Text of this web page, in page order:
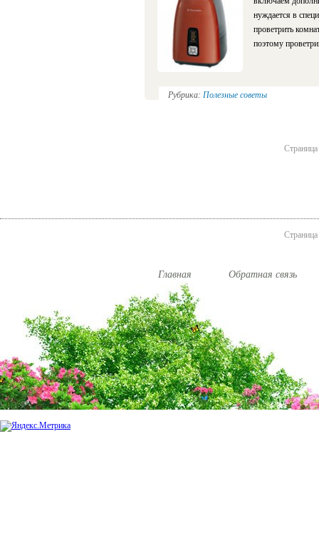
нуждается в
проветрить
поэтому
Рубрика: Полезные советы
Главная Обратная связь